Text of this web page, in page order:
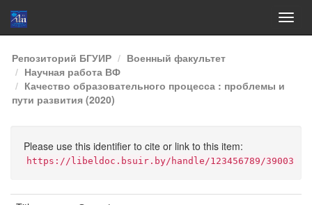
Skip
navigation
Репозиторий БГУИР
Военный факультет
Научная работа ВФ
Качество образовательного процесса : проблемы и
пути развития (2020)
Please use this identifier to cite or link to this item:
https://libeldoc.bsuir.by/handle/123456789/39003